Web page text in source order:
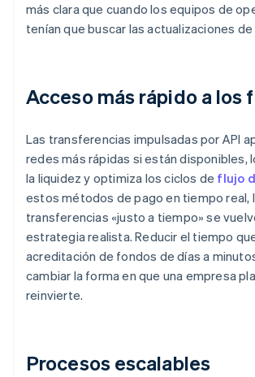
más clara que cuando los equipos de
tenían que buscar las actualizaciones
Acceso más rápido a los
Las transferencias impulsadas por API
redes más rápidas si están disponibles,
la liquidez y optimiza los ciclos de flujo
estos métodos de pago en tiempo real,
transferencias «justo a tiempo» se
estrategia realista. Reducir el tiempo
acreditación de fondos de días a
cambiar la forma en que una empresa
reinvierte.
Procesos escalables